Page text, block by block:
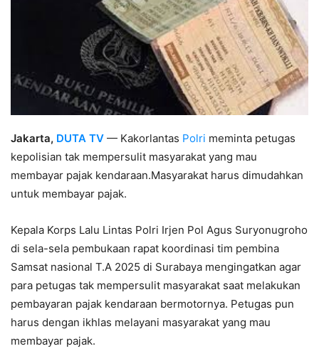
Jakarta, DUTA TV — Kakorlantas Polri meminta petugas
kepolisian tak mempersulit masyarakat yang mau
membayar pajak kendaraan.Masyarakat harus dimudahkan
untuk membayar pajak.
Kepala Korps Lalu Lintas Polri Irjen Pol Agus Suryonugroho
di sela-sela pembukaan rapat koordinasi tim pembina
Samsat nasional T.A 2025 di Surabaya mengingatkan agar
para petugas tak mempersulit masyarakat saat melakukan
pembayaran pajak kendaraan bermotornya. Petugas pun
harus dengan ikhlas melayani masyarakat yang mau
membayar pajak.